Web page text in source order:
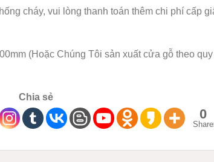
cháy, vui lòng thanh toán thêm chi phí cấp
(Hoặc Chúng Tôi sản xuất cửa gỗ theo
Chia sẻ
0